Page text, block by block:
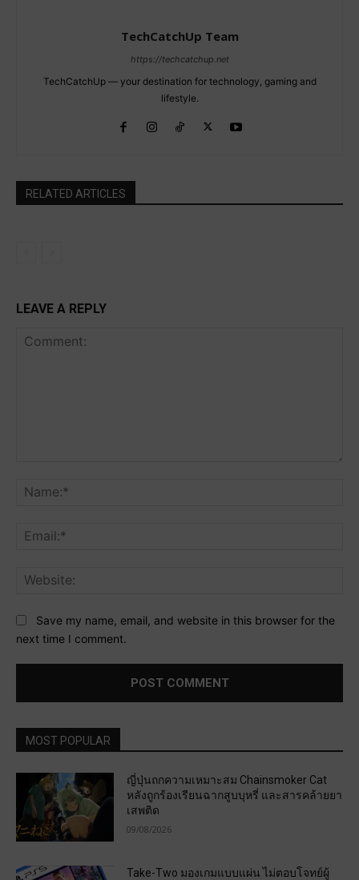
TechCatchUp Team
https://techcatchup.net
TechCatchUp — your destination for technology, gaming and
lifestyle.
RELATED ARTICLES
LEAVE A REPLY
Save my name, email, and website in this browser for the
next time I comment.
MOST POPULAR
ญี่ปุ่นถกความเหมาะสม Chainsmoker Cat
หลังถูกร้องเรียนฉากสูบบุหรี่ และสารคล้ายยา
เสพติด
09/08/2026
Take-Two มองเกมแบบแผ่น ไม่ตอบโจทย์ผู้